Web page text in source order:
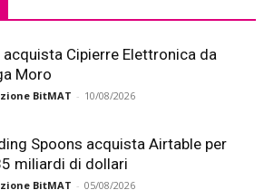
acquista Cipierre Elettronica da
Moro
BitMAT - 10/08/2026
Spoons acquista Airtable per
miliardi di dollari
BitMAT - 05/08/2026